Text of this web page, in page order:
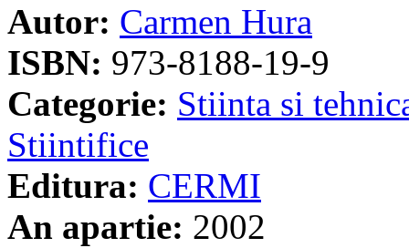
Autor: Carmen Hura
ISBN: 973-8188-19-9
Categorie: Stiinta si
Stiintifice
Editura: CERMI
An apartie: 2002